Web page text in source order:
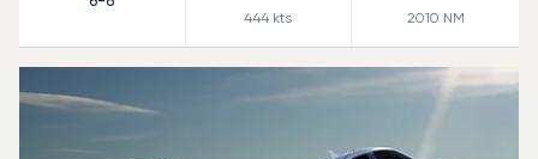
444 kts 2010 NM